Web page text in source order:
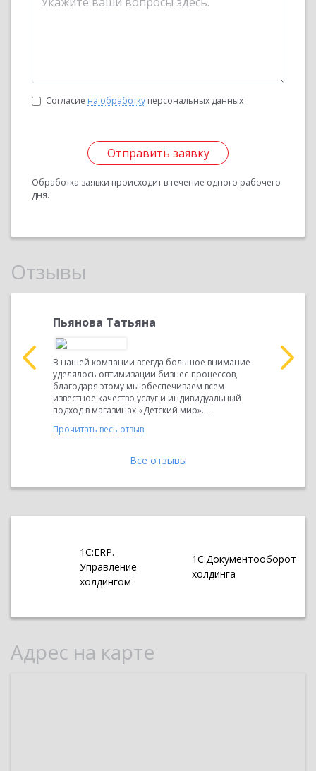
Согласие на обработку персональных данных
Отправить заявку
Обработка заявки происходит в течение одного рабочего
дня.
Отзывы
Пьянова Татьяна
В нашей компании всегда большое внимание
уделялось оптимизации бизнес-процессов,
благодаря этому мы обеспечиваем всем
известное качество услуг и индивидуальный
подход в магазинах «Детский мир»....
Прочитать весь отзыв
В нашей
Все отзывы
1С:ERP.
Управление
холдингом
1С:Документооборот
холдинга
Адрес на карте